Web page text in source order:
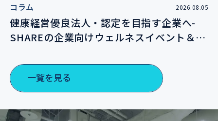
コラム 2026.08.05
健康経営優良法人・認定を目指す企業へ-
SHAREの企業向けウェルネスイベント＆サ
一覧を見る